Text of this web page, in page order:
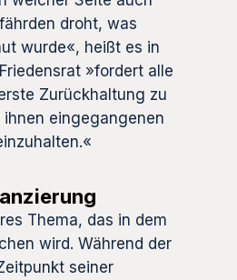
droht, was
wurde«, heißt es in
»fordert alle
Zurückhaltung zu
eingegangenen
Thema, das in dem
wird. Während der
seiner